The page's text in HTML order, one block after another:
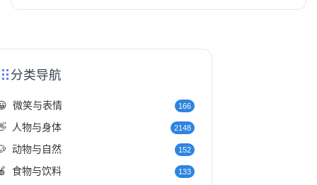
分类导航
微笑与表情 166
人物与身体 2148
动物与自然 152
食物与饮料 133